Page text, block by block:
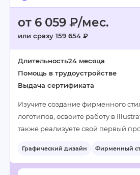
от 6 059 ₽/мес.
или сразу 159 654 ₽
Длительность24 месяца
Помощь в трудоустройстве
Выдача сертификата
Изучите создание фирменного
логотипов, освоите работу в
также реализуете свой первый
Графический дизайн Фирменный